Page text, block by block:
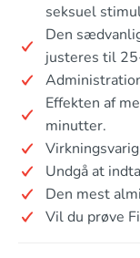
seksuel
Den
justeres til
Effekten af
minutter.
Undgå at
Den mest
Vil du prøve